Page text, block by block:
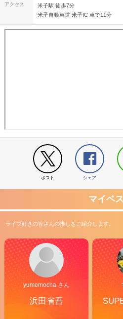
アクセス
米子駅 徒歩7分
米子自動車道 米子IC 車で11分
ポスト シェア
マイベ
ライブ好きの皆さんの推しをご紹介します。
yumemocha さん
浜田省吾